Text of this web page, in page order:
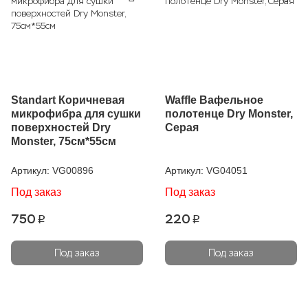
Standart Коричневая
микрофибра для сушки
поверхностей Dry
Monster, 75см*55см
Артикул: VG00896
Под заказ
750 p
Под заказ
Waffle Вафельное
полотенце Dry Monster,
Серая
Артикул: VG04051
Под заказ
220 p
Под заказ